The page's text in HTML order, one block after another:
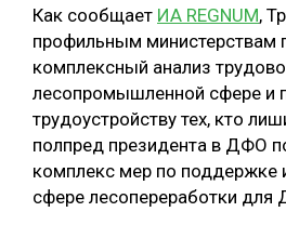
ДЕРЕВЯННОЕ ДОМОСТРОЕНИЕ
БЕЗОПАСНОЕ ПРОИЗВОДСТВО
СОРТИРОВКА ДРЕВЕСИНЫ
СУШКА ДРЕВЕСИНЫ
МЕБЕЛЬНОЕ ПРОИЗВОДСТВО
Как сообщает ИА REGNUM,
профильным министерствам
комплексный анализ
лесопромышленной сфере и
трудоустройству тех, кто
полпред президента в ДФО
комплекс мер по поддержке
сфере лесопереработки для